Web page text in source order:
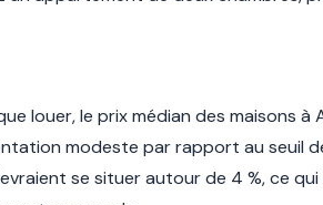
louer, le prix médian des maisons
modeste par rapport au seuil
se situer autour de 4 %, ce